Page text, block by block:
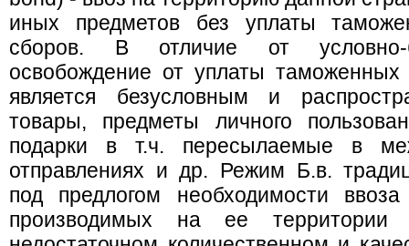
иных предметов без уплаты
сборов. В отличие от условно-
освобождение от уплаты
является безусловным и
товары, предметы личного
подарки в т.ч. пересылаемые в
отправлениях и др. Режим Б.в.
под предлогом необходимости
производимых на ее